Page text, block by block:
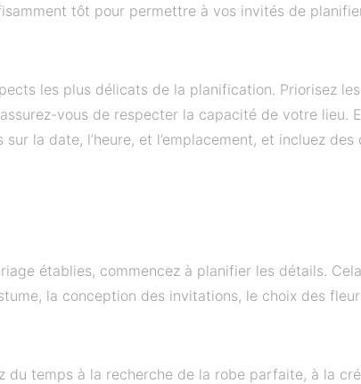
tôt pour permettre à vos invités de
les plus délicats de la planification. Priorisez
vous de respecter la capacité de votre lieu.
la date, l’heure, et l’emplacement, et incluez des
établies, commencez à planifier les détails.
la conception des invitations, le choix des
du temps à la recherche de la robe parfaite, à la